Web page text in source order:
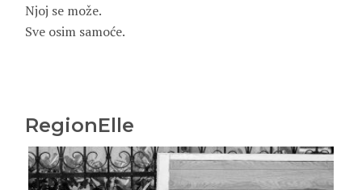
Njoj se može.
Sve osim samoće.
RegionElle